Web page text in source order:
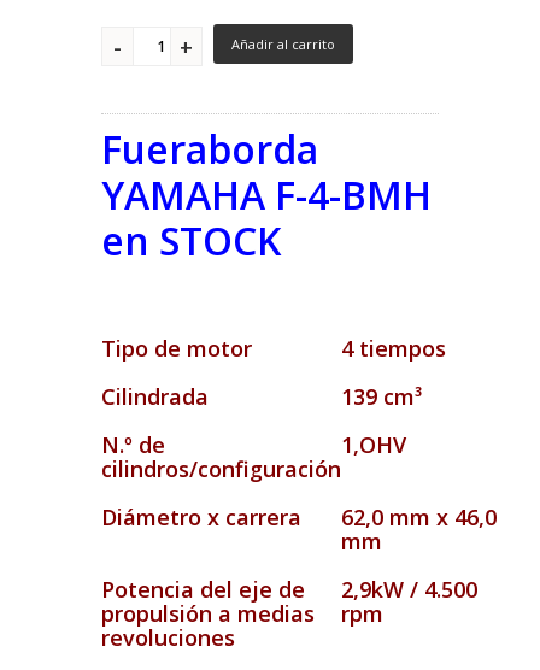
Añadir al carrito
Fueraborda
YAMAHA F-4-BMH
en STOCK
Tipo de motor
4 tiempos
Cilindrada
139 cm³
N.º de
cilindros/configuración
1,OHV
Diámetro x carrera
62,0 mm x 46,0
mm
Potencia del eje de
propulsión a medias
revoluciones
2,9kW / 4.500
rpm